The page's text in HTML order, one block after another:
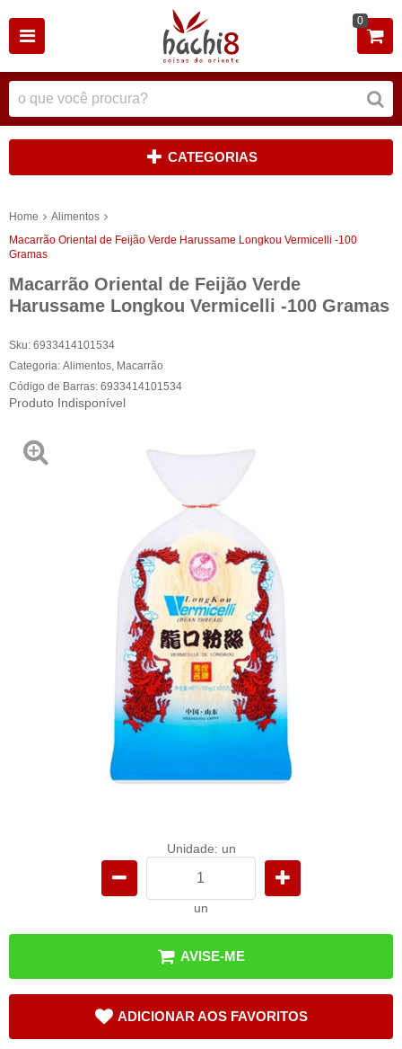
0
CATEGORIAS
Home
Alimentos
Macarrão Oriental de Feijão Verde Harussame Longkou Vermicelli -100
Gramas
Macarrão Oriental de Feijão Verde
Harussame Longkou Vermicelli -100 Gramas
Sku: 6933414101534
Categoria: Alimentos Macarrão
Código de Barras: 6933414101534
Produto Indisponível
Unidade: un
un
AVISE-ME
ADICIONAR AOS FAVORITOS